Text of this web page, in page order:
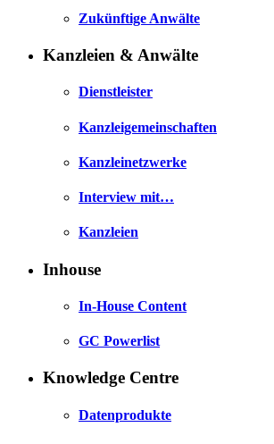
Zukünftige Anwälte
Kanzleien & Anwälte
Dienstleister
Kanzleigemeinschaften
Kanzleinetzwerke
Interview mit…
Kanzleien
Inhouse
In-House Content
GC Powerlist
Knowledge Centre
Datenprodukte